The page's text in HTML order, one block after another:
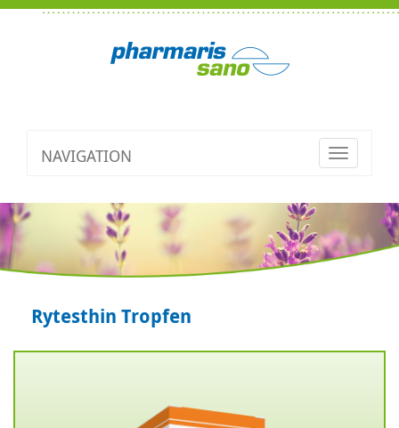
NAVIGATION
Toggle
Rytesthin Tropfen